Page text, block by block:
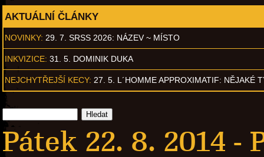
AKTUÁLNÍ ČLÁNKY
NOVINKY: 29. 7. SRSS 2026: NÁZEV ~ MÍSTO
INKVIZICE: 31. 5. DOMINIK DUKA
NEJCHYTŘEJŠÍ KECY: 27. 5. L´HOMME APPROXIMATIF: NĚJAKÉ
Pátek 22. 8. 2014 -